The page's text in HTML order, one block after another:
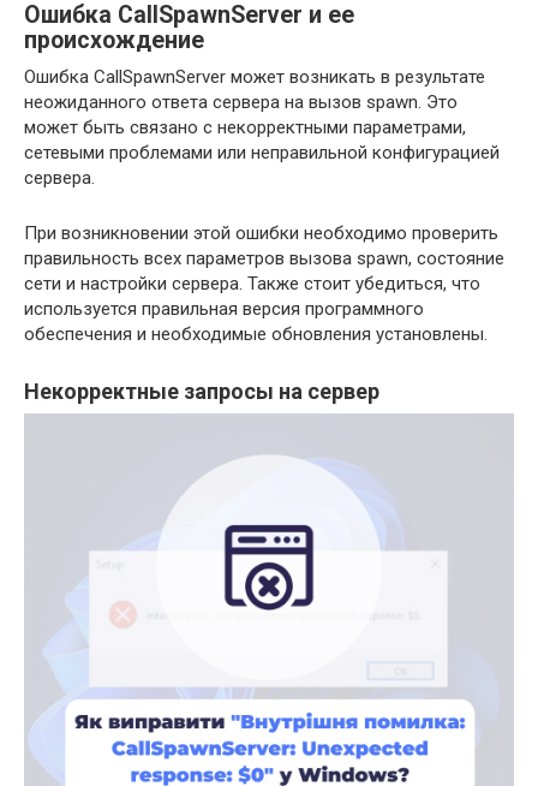
Ошибка CallSpawnServer и ее
происхождение
Ошибка CallSpawnServer может возникать в результате
неожиданного ответа сервера на вызов spawn. Это
может быть связано с некорректными параметрами,
сетевыми проблемами или неправильной конфигурацией
сервера.
При возникновении этой ошибки необходимо проверить
правильность всех параметров вызова spawn, состояние
сети и настройки сервера. Также стоит убедиться, что
используется правильная версия программного
обеспечения и необходимые обновления установлены.
Некорректные запросы на сервер